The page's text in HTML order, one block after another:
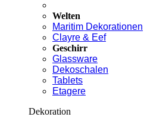
Welten
Maritim Dekorationen
Clayre & Eef
Geschirr
Glassware
Dekoschalen
Tablets
Etagere
Dekoration